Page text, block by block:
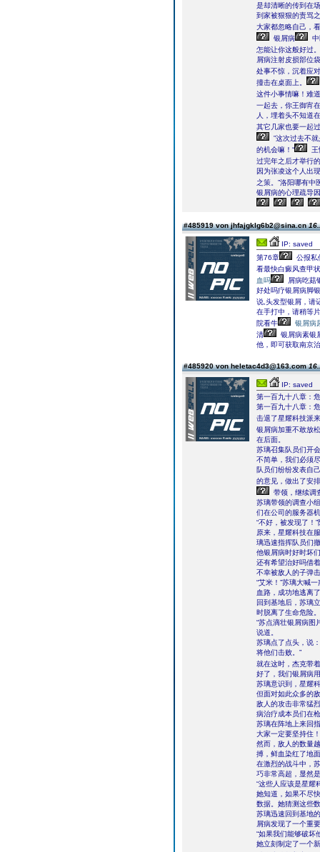
是却清晰的传到在
到家被狠狠的责骂
大家都忽略自己，
银屑病
怎能让你这般好过。
屑病注射皮损部位
处事不惊，沉着应
撞击在桌面上。
这件小事情嘛！难
一起去，你王御宵
人，埋着头不知道
其它几家也要一起
”这次过去不
的机会嘛！“
王
过完年之后才举行
因为张凌这个人出
之策。”洛阳哪有中
银屑病的心理疏导
#485919 von jhfajgklg6b2@sina.cn
IP: saved
第76章
公报私
看最快白癜风查甲
血吗
屑病吃菇
好处吗疗银屑病脚
说,头发型银屑，请
在手打中，请稍等
院看牛
银屑病
清
银屑病素银
他，即可获取南京
#485920 von heletac4d3@163.com
IP: saved
第一百九十八章：
第一百九十八章：
击退了星耀科技派
银屑病加重不敢放
在后面。
苏璃召集队员们开
不简单，我们必须
队员们纷纷发表自
的意见，做出了安
带领，继续调
苏璃带领的调查小
们在公司的服务器
“不好，被发现了！
原来，星耀科技在
璃迅速指挥队员们
他银屑病时好时坏
还有希望治好吗借
不幸被敌人的子弹
“艾米！”苏璃大喊
血路，成功地逃离
回到基地后，苏璃
时脱离了生命危险。
“苏点滴壮银屑病图
说道。
苏璃点了点头，说
将他们击败。”
就在这时，杰克带
好了，我们银屑病
苏璃意识到，星耀
但面对如此众多的
敌人的攻击非常猛
病治疗成本员们在
苏璃在阵地上来回
大家一定要坚持住
然而，敌人的数量
搏，鲜血染红了地
在激烈的战斗中，
巧非常高超，显然
“这些人应该是星耀
她知道，如果不尽
数据。她猜测这些
苏璃迅速回到基地
屑病发现了一个重
“如果我们能够破坏
她立刻制定了一个